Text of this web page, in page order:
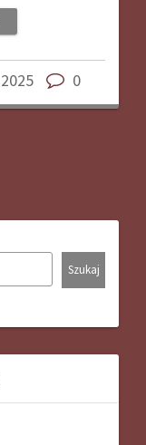
0
Szukaj